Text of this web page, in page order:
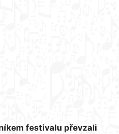
festivalu převzali